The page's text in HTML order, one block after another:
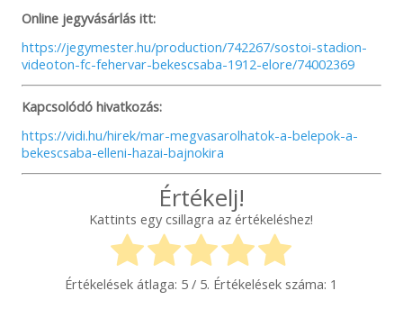
Online jegyvásárlás itt:
https://jegymester.hu/production/742267/sostoi-stadion-
videoton-fc-fehervar-bekescsaba-1912-elore/74002369
Kapcsolódó hivatkozás:
https://vidi.hu/hirek/mar-megvasarolhatok-a-belepok-a-
bekescsaba-elleni-hazai-bajnokira
Értékelj!
Kattints egy csillagra az értékeléshez!
Értékelések átlaga: 5 / 5. Értékelések száma: 1